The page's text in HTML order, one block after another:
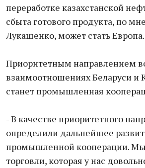
переработке казахстанской
сбыта готового продукта, по
Лукашенко, может стать Европа.
Приоритетным направлением
взаимоотношениях Беларуси и
станет промышленная
- В качестве приоритетного
определили дальнейшее
промышленной кооперации. Мы
торговли, которая у нас